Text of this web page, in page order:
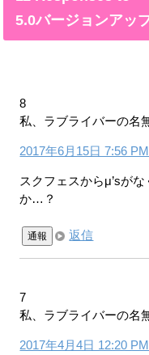
5.0バージョンアッ
8
私、ラブライバーの名
2017年6月15日 7:56 PM
スクフェスからμ’sが
か…？
通報 返信
7
私、ラブライバーの名
2017年4月4日 12:20 PM